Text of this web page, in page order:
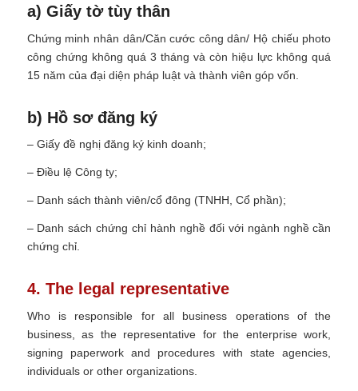
a) Giấy tờ tùy thân
Chứng minh nhân dân/Căn cước công dân/ Hộ chiếu photo
công chứng không quá 3 tháng và còn hiệu lực không quá
15 năm của đại diện pháp luật và thành viên góp vốn.
b) Hồ sơ đăng ký
– Giấy đề nghị đăng ký kinh doanh;
– Điều lệ Công ty;
– Danh sách thành viên/cổ đông (TNHH, Cổ phần);
– Danh sách chứng chỉ hành nghề đối với ngành nghề cần
chứng chỉ.
4. The legal representative
Who is responsible for all business operations of the
business, as the representative for the enterprise work,
signing paperwork and procedures with state agencies,
individuals or other organizations.